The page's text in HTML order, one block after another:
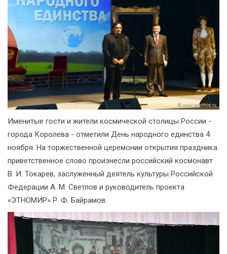
Именитые гости и жители космической столицы России -
города Королева - отметили День народного единства 4
ноября. На торжественной церемонии открытия праздника
приветственное слово произнесли российский космонавт
В. И. Токарев, заслуженный деятель культуры Российской
Федерации А. М. Светлов и руководитель проекта
«ЭТНОМИР» Р. Ф. Байрамов.